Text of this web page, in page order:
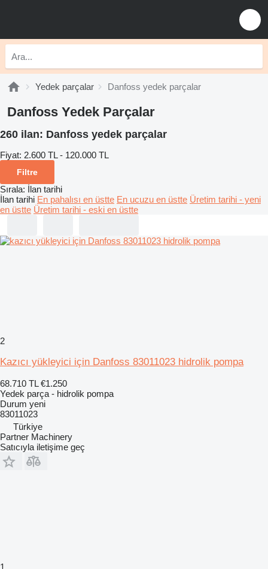
Yedek parçalar Danfoss yedek parçalar
Danfoss Yedek Parçalar
260 ilan: Danfoss yedek parçalar
Fiyat: 2.600 TL - 120.000 TL
Filtre
Sırala: İlan tarihi
İlan tarihi En pahalısı en üstte En ucuzu en üstte Üretim tarihi - yeni
en üstte Üretim tarihi - eski en üstte
2
Kazıcı yükleyici için Danfoss 83011023 hidrolik pompa
68.710 TL €1.250
Yedek parça - hidrolik pompa
Durum yeni
83011023
Türkiye
Partner Machinery
Satıcıyla iletişime geç
1